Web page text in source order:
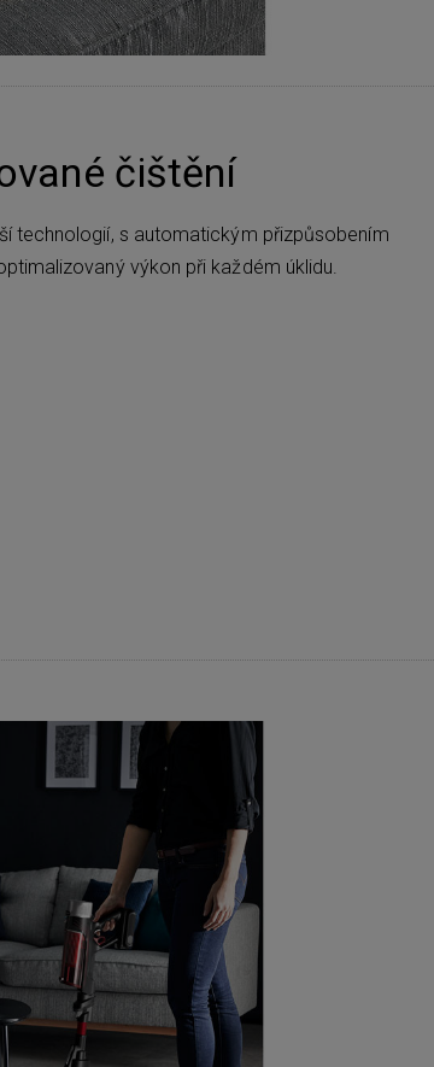
čištění
technologií, s automatickým přizpůsobením
výkon při každém úklidu.